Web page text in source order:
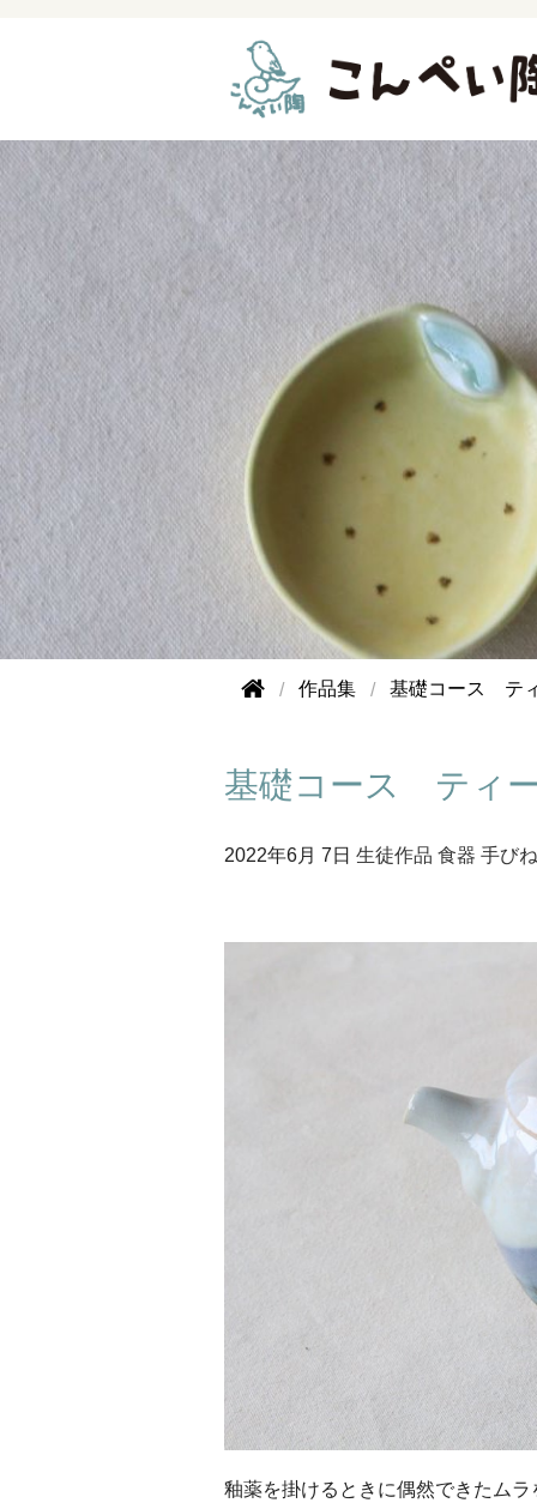
作品集 基礎コース テ
基礎コース ティ
2022年6月 7日 生徒作品 食器 手び
釉薬を掛けるときに偶然できたム